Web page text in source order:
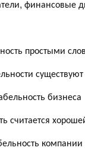
финансовые
простыми
существуют
бизнеса
считается
компании